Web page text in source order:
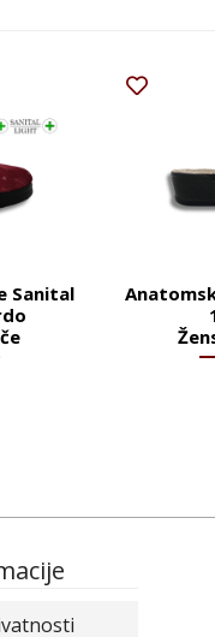
Sanital